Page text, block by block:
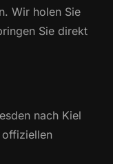
Wir holen Sie
Sie direkt
nach Kiel